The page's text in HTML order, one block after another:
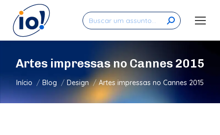
Search:
Artes impressas no Cannes 2015
Você está aqui:
Início Blog Design Artes impressas no Cannes 2015